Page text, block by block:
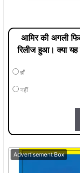
आमिर की अगली
रिलीज हुआ। क्या
हाँ
नहीं
Advertisement Box